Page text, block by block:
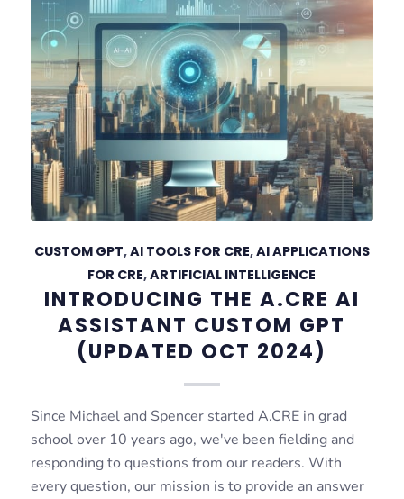
CUSTOM GPT,AI TOOLS FOR CRE,AI APPLICATIONS
FOR CRE,ARTIFICIAL INTELLIGENCE
INTRODUCING THE A.CRE AI
ASSISTANT CUSTOM GPT
(UPDATED OCT 2024)
Since Michael and Spencer started A.CRE in grad
school over 10 years ago, we've been fielding and
responding to questions from our readers. With
every question, our mission is to provide an answer